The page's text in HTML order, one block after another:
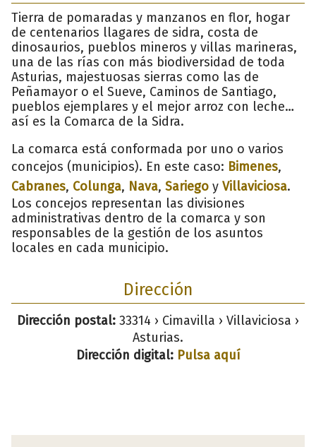
Tierra de pomaradas y manzanos en flor, hogar
de centenarios llagares de sidra, costa de
dinosaurios, pueblos mineros y villas marineras,
una de las rías con más biodiversidad de toda
Asturias, majestuosas sierras como las de
Peñamayor o el Sueve, Caminos de Santiago,
pueblos ejemplares y el mejor arroz con leche…
así es la Comarca de la Sidra.
La comarca está conformada por uno o varios
concejos (municipios). En este caso: Bimenes,
Cabranes, Colunga, Nava, Sariego y Villaviciosa.
Los concejos representan las divisiones
administrativas dentro de la comarca y son
responsables de la gestión de los asuntos
locales en cada municipio.
Dirección
Dirección postal: 33314 › Cimavilla › Villaviciosa ›
Asturias.
Dirección digital: Pulsa aquí